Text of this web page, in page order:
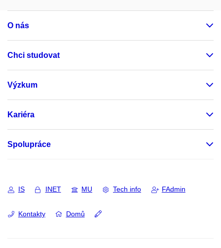
O nás
Chci studovat
Výzkum
Kariéra
Spolupráce
IS INET MU Tech info FAdmin
Kontakty Domů